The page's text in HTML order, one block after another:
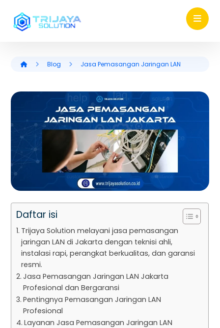
Blog Jasa Pemasangan Jaringan LAN
Daftar isi
Trijaya Solution melayani jasa pemasangan
jaringan LAN di Jakarta dengan teknisi ahli,
instalasi rapi, perangkat berkualitas, dan garansi
resmi.
Jasa Pemasangan Jaringan LAN Jakarta
Profesional dan Bergaransi
Pentingnya Pemasangan Jaringan LAN
Profesional
Layanan Jasa Pemasangan Jaringan LAN